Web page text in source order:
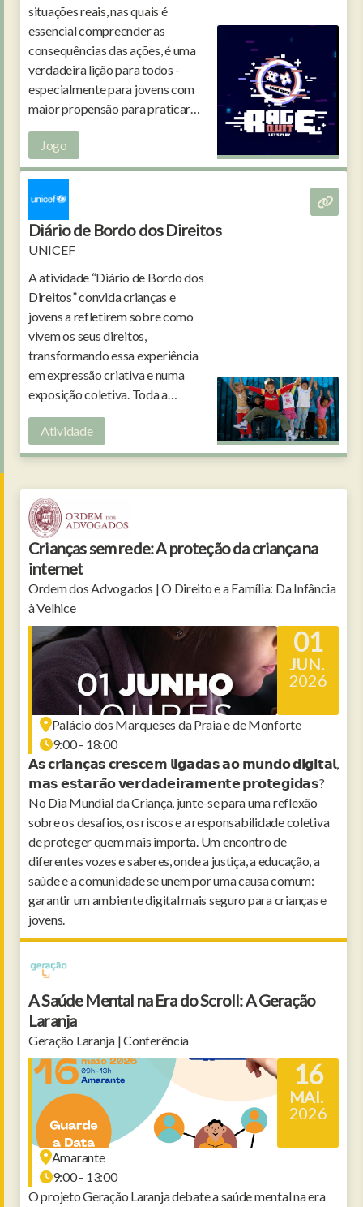
situações reais, nas quais é
essencial compreender as
consequências das ações, é uma
verdadeira lição para todos -
especialmente para jovens com
maior propensão para praticar
crimes online, como acessos
ilegítimos ou invasões a
infraestruturas críticas.
Jogo
Diário de Bordo dos Direitos
UNICEF
A atividade “Diário de Bordo dos
Direitos” convida crianças e
jovens a refletirem sobre como
vivem os seus direitos,
transformando essa experiência
em expressão criativa e numa
exposição coletiva. Toda a
comunidade escolar é chamada a
participar.
Atividade
Crianças sem rede: A proteção da criança na
internet
Ordem dos Advogados | O Direito e a Família: Da Infância
à Velhice
01
JUN.
2026
Palácio dos Marqueses da Praia e de Monforte
9:00 - 18:00
𝗔𝘀 𝗰𝗿𝗶𝗮𝗻𝗰̧𝗮𝘀 𝗰𝗿𝗲𝘀𝗰𝗲𝗺 𝗹𝗶𝗴𝗮𝗱𝗮𝘀 𝗮𝗼 𝗺𝘂𝗻𝗱𝗼 𝗱𝗶𝗴𝗶𝘁𝗮𝗹,
𝗺𝗮𝘀 𝗲𝘀𝘁𝗮𝗿𝗮̃𝗼 𝘃𝗲𝗿𝗱𝗮𝗱𝗲𝗶𝗿𝗮𝗺𝗲𝗻𝘁𝗲 𝗽𝗿𝗼𝘁𝗲𝗴𝗶𝗱𝗮𝘀?
No Dia Mundial da Criança, junte-se para uma reflexão
sobre os desafios, os riscos e a responsabilidade coletiva
de proteger quem mais importa. Um encontro de
diferentes vozes e saberes, onde a justiça, a educação, a
saúde e a comunidade se unem por uma causa comum:
garantir um ambiente digital mais seguro para crianças e
jovens.
A Saúde Mental na Era do Scroll: A Geração
Laranja
Geração Laranja | Conferência
16
MAI.
2026
Amarante
9:00 - 13:00
O projeto Geração Laranja debate a saúde mental na era